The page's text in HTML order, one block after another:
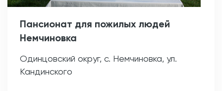
Пансионат для пожилых людей
Немчиновка
Одинцовский округ, с. Немчиновка, ул.
Кандинского